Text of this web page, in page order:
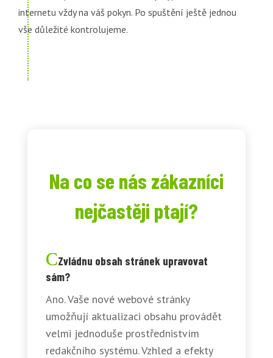
internetu vždy na váš pokyn. Po spuštění ještě jednou
vše důležité kontrolujeme.
Na co se nás zákazníci
nejčastěji ptají?
Zvládnu obsah stránek upravovat
sám?
Ano. Vaše nové webové stránky
umožňují aktualizaci obsahu provádět
velmi jednoduše prostřednistvím
redakčního systému. Vzhled a efekty